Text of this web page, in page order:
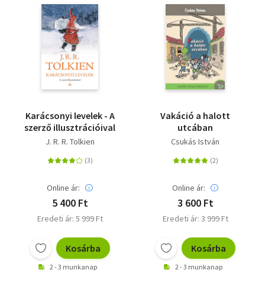
Karácsonyi levelek - A
szerző illusztrációival
J. R. R. Tolkien
Online ár:
5 400 Ft
Eredeti ár: 5 999 Ft
Kosárba
2 - 3 munkanap
Vakáció a halott
utcában
Csukás István
Online ár:
3 600 Ft
Eredeti ár: 3 999 Ft
Kosárba
2 - 3 munkanap